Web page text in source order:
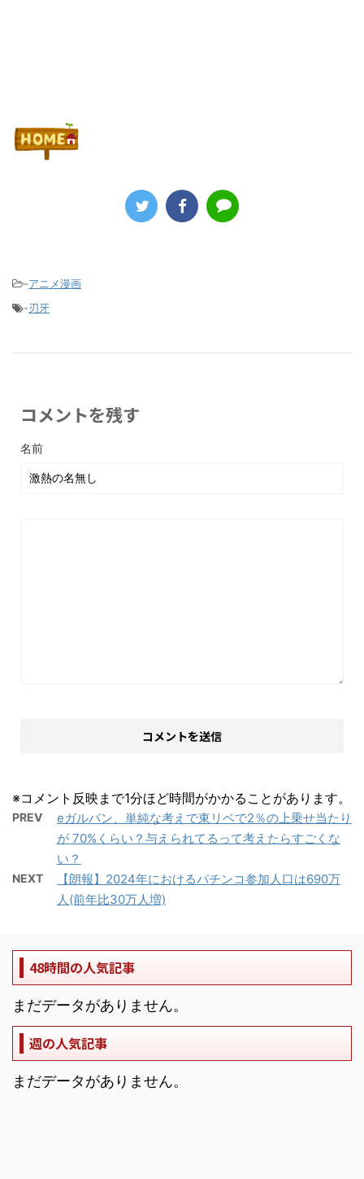
-アニメ漫画
-刃牙
コメントを残す
名前
※コメント反映まで1分ほど時間がかかることがあります。
PREV
eガルパン、単純な考えで東リベで2％の上乗せ当たり
が 70%くらい？与えられてるって考えたらすごくな
い？
NEXT
【朗報】2024年におけるパチンコ参加人口は690万
人(前年比30万人増)
48時間の人気記事
まだデータがありません。
週の人気記事
まだデータがありません。